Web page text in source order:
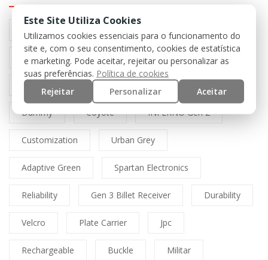
Preto Black
Multicam Mfh Boné Cordura
Lasercut Spitfire Direct Action
Dummy Coyote INFERNO Gen 2
Customization Urban Grey
Adaptive Green Spartan Electronics
Reliability Gen 3 Billet Receiver Durability
Velcro Plate Carrier Jpc
Rechargeable Buckle Militar
Este Site Utiliza Cookies
Utilizamos cookies essenciais para o funcionamento do
site e, com o seu consentimento, cookies de estatística
e marketing. Pode aceitar, rejeitar ou personalizar as
suas preferências. Política de cookies
Rejeitar
Personalizar Aceitar